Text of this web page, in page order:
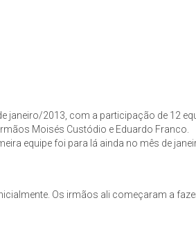
janeiro/2013, com a participação de 12
Moisés Custódio e Eduardo Franco.
equipe foi para lá ainda no mês de
Os irmãos ali começaram a